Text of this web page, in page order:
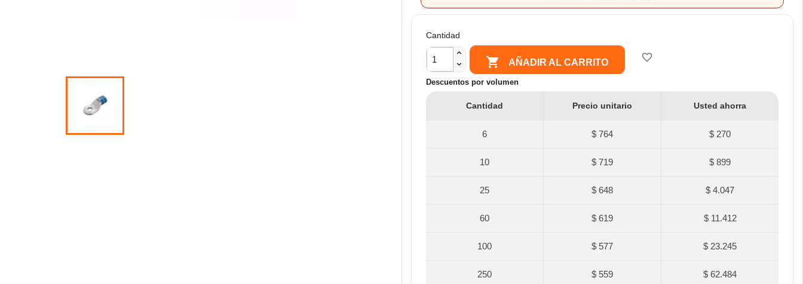
Cantidad
 AÑADIR AL CARRITO favorite_border
Descuentos por volumen
Cantidad Precio unitario Usted ahorra
6 $ 764 $ 270
10 $ 719 $ 899
25 $ 648 $ 4.047
60 $ 619 $ 11.412
100 $ 577 $ 23.245
250 $ 559 $ 62.484